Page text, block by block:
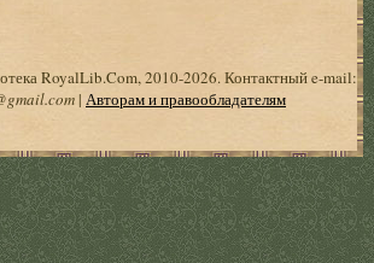
RoyalLib.Com, 2010-2026. Контактный e-mail:
| Авторам и правообладателям